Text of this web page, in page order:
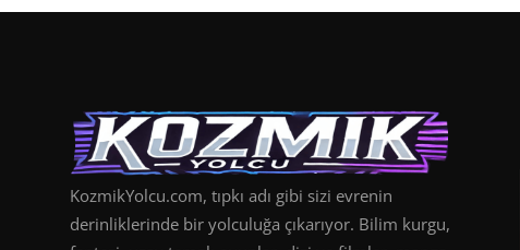
KozmikYolcu.com, tıpkı adı gibi sizi evrenin
derinliklerinde bir yolculuğa çıkarıyor. Bilim kurgu,